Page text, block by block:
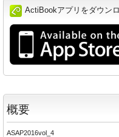
ActiBookアプリをダウン
概要
ASAP2016vol_4